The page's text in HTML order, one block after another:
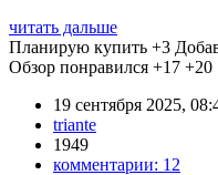
читать дальше
Планирую купить +3
Обзор понравился +17 +20
19 сентября 2025,
triante
1949
комментарии: 12